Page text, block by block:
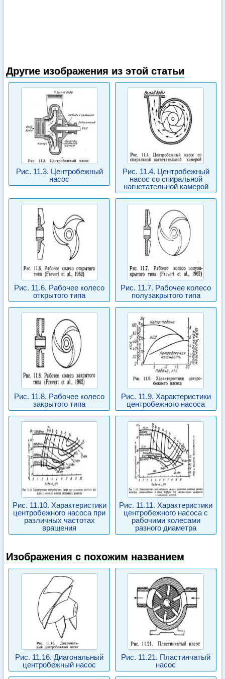
Другие изображения из этой статьи
Рис. 11.3. Центробежный
насос
Рис. 11.4. Центробежный
насос со спиральной
нагнетательной камерой
Рис. 11.6. Рабочее колесо
открытого типа
Рис. 11.7. Рабочее колесо
полузакрытого типа
Рис. 11.8. Рабочее колесо
закрытого типа
Рис. 11.9. Характеристики
центробежного насоса
Рис. 11.10. Характеристики
центробежного насоса при
различных частотах
вращения
Рис. 11.11. Характеристики
центробежного насоса с
рабочими колесами
разного диаметра
Изображения с похожим названием
Рис. 11.16. Диагональный
центробежный насос
Рис. 11.21. Пластинчатый
насос